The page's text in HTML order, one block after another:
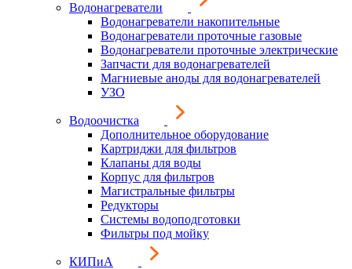
Водонагреватели
Водонагреватели накопительные
Водонагреватели проточные газовые
Водонагреватели проточные электрические
Запчасти для водонагревателей
Магниевые аноды для водонагревателей
УЗО
Водоочистка
Дополнительное оборудование
Картриджи для фильтров
Клапаны для воды
Корпус для фильтров
Магистральные фильтры
Редукторы
Системы водоподготовки
Фильтры под мойку
КИПиА